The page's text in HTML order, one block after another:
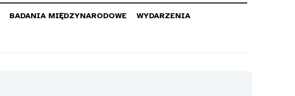
BADANIA MIĘDZYNARODOWE WYDARZENIA